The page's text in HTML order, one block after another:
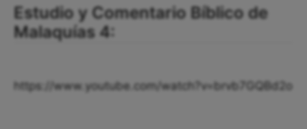
Estudio y Comentario Bíblico de
Malaquías 4:
https://www.youtube.com/watch?v=brvb7GQBd2o